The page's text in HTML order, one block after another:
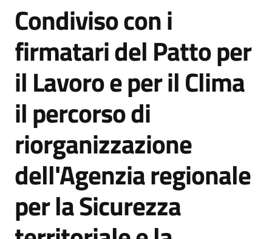
Amministrazione
Novità
Menu selezionato
Vivere
Castel
Salta al contenuto
Condiviso con i
firmatari del Patto per
il Lavoro e per il Clima
il percorso di
riorganizzazione
dell'Agenzia regionale
per la Sicurezza